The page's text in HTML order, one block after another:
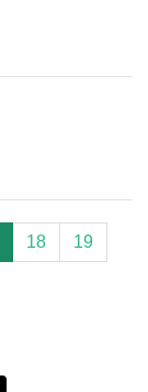
18 19